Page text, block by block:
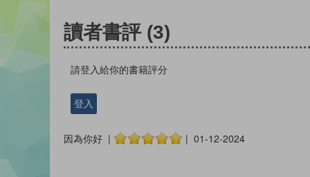
讀者書評 (3)
請登入給你的書籍評分
登入
因為你好 | | 01-12-2024